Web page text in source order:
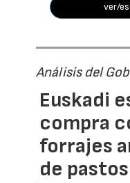
ver/
Análisis del
Euskadi
compra
forrajes
de